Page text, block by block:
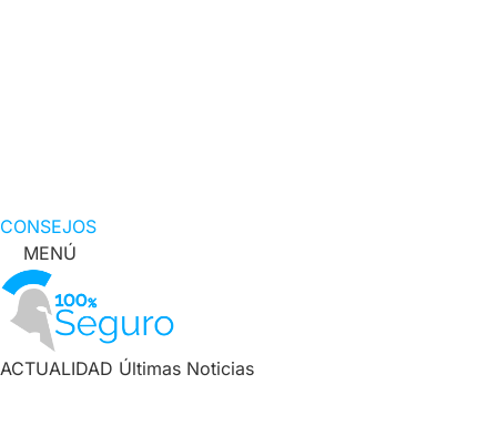
CONSEJOS
MENÚ
ACTUALIDAD Últimas Noticias